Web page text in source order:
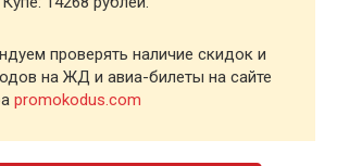
проверять наличие скидок и
на ЖД и авиа-билеты на сайте
promokodus.com